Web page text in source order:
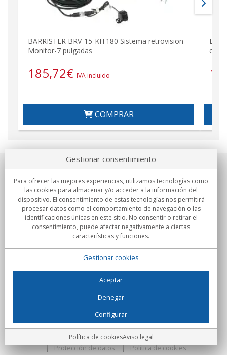
BARRISTER BRV-15-KIT180 Sistema retrovision
Monitor-7 pulgadas
185,72€ IVA incluido
COMPRAR
Sobre nosotros
Compromisos
Compras
C/Flassaders, 13, Nave 6, 08130 Santa Perpètua de Mogoda
(Barcelona) - España
Locura Digital - Todos los derechos reservados
Protección de datos
Política de cookies
Gestionar consentimiento
Para ofrecer las mejores experiencias, utilizamos tecnologías como
las cookies para almacenar y/o acceder a la información del
dispositivo. El consentimiento de estas tecnologías nos permitirá
procesar datos como el comportamiento de navegación o las
identificaciones únicas en este sitio. No consentir o retirar el
consentimiento, puede afectar negativamente a ciertas
características y funciones.
Gestionar cookies
Aceptar
Denegar
Configurar
Política de cookiesAviso legal